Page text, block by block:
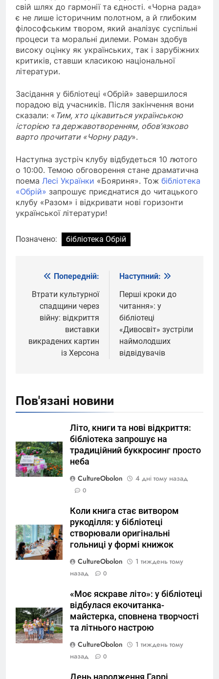
свій шлях до гармонії та єдності. «Чорна рада»
є не лише історичним полотном, а й глибоким
філософським твором, який аналізує суспільні
процеси та моральні дилеми. Роман здобув
високу оцінку як українських, так і зарубіжних
критиків, ставши класикою національної
літератури.
Засідання у бібліотеці «Обрій» завершилося
порадою від учасників. Після закінчення вони
сказали: « Тим, хто цікавиться українською
історією та державотворенням, обов’язково
варто прочитати «Чорну раду».
Наступна зустріч клубу відбудеться 10 лютого
о 10:00. Темою обговорення стане драматична
поема Лесі Українки «Бояриня». Тож бібліотека
«Обрій» запрошує приєднатися до читацького
клубу «Разом» і відкривати нові горизонти
української літератури!
Позначено: бібліотека Обрій
Навігація
записів
Попередній:
Втрати культурної
спадщини через
війну: відкриття
виставки
викрадених картин
із Херсона
Наступний:
Перші кроки до
читання»: у
бібліотеці
«Дивосвіт» зустріли
наймолодших
відвідувачів
Пов'язані новини
Літо, книги та нові відкриття:
бібліотека запрошує на
традиційний буккросинг просто
неба
CultureObolon
4 дні тому назад
0
Коли книга стає витвором
рукоділля: у бібліотеці
створювали оригінальні
гольниці у формі книжок
CultureObolon
1 тиждень тому
назад
0
«Моє яскраве літо»: у бібліотеці
відбулася екочитанка-
майстерка, сповнена творчості
та літнього настрою
CultureObolon
1 тиждень тому
назад
0